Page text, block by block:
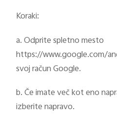
Koraki:
a. Odprite spletno mesto
https://www.google.com/
svoj račun Google.
b. Če imate več kot eno
izberite napravo.